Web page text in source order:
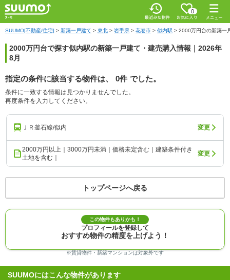
0
SUUMO[不動産/住宅] > 新築一戸建て > 東北 > 岩手県 > 花巻市 > 似内駅 > 2000万円台の新築一
2000万円台で探す似内駅の新築一戸建て・建売購入情報｜2026年
8月
指定の条件に該当する物件は、 0件 でした。
条件に一致する情報は見つかりませんでした。
再度条件を入力してください。
ＪＲ釜石線/似内 変更
2000万円以上｜3000万円未満｜価格未定含む｜建築条件付き
土地を含む｜
変更
トップページへ戻る
この物件もありかも！
プロフィールを登録して
おすすめ物件の精度を上げよう！
※賃貸物件・新築マンションは対象外です
SUUMOにはこんな物件があります